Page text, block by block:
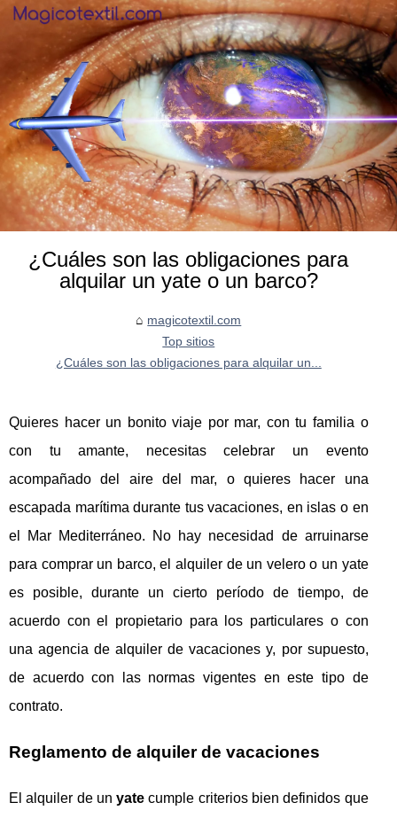
¿Cuáles son las obligaciones para
alquilar un yate o un barco?
magicotextil.com
Top sitios
¿Cuáles son las obligaciones para alquilar un...
Quieres hacer un bonito viaje por mar, con tu familia o
con tu amante, necesitas celebrar un evento
acompañado del aire del mar, o quieres hacer una
escapada marítima durante tus vacaciones, en islas o en
el Mar Mediterráneo. No hay necesidad de arruinarse
para comprar un barco, el alquiler de un velero o un yate
es posible, durante un cierto período de tiempo, de
acuerdo con el propietario para los particulares o con
una agencia de alquiler de vacaciones y, por supuesto,
de acuerdo con las normas vigentes en este tipo de
contrato.
Reglamento de alquiler de vacaciones
El alquiler de unyate cumple criterios bien definidos que